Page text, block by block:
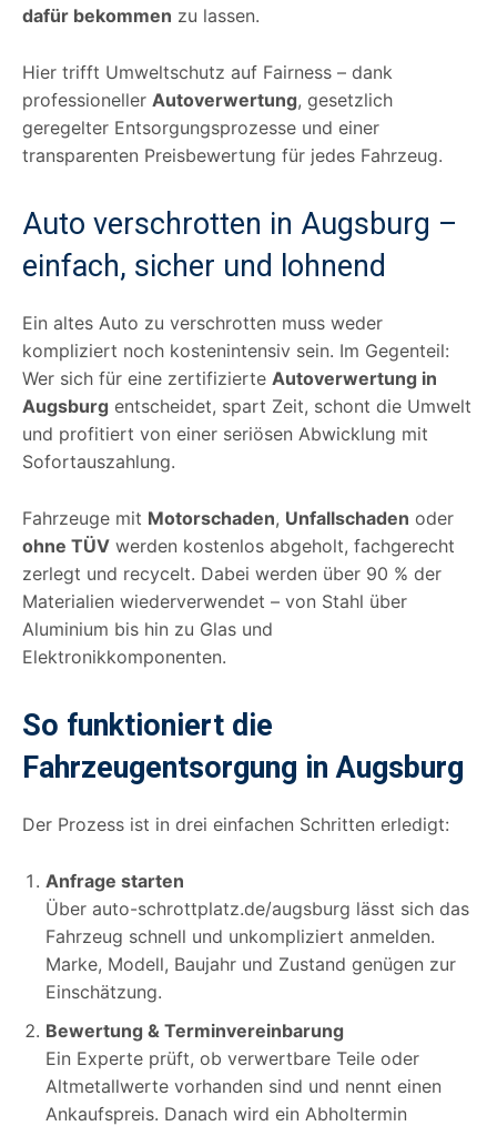
dafür bekommen zu lassen.
Hier trifft Umweltschutz auf Fairness – dank
professioneller Autoverwertung, gesetzlich
geregelter Entsorgungsprozesse und einer
transparenten Preisbewertung für jedes Fahrzeug.
Auto verschrotten in Augsburg –
einfach, sicher und lohnend
Ein altes Auto zu verschrotten muss weder
kompliziert noch kostenintensiv sein. Im Gegenteil:
Wer sich für eine zertifizierte Autoverwertung in
Augsburg entscheidet, spart Zeit, schont die Umwelt
und profitiert von einer seriösen Abwicklung mit
Sofortauszahlung.
Fahrzeuge mit Motorschaden, Unfallschaden oder
ohne TÜV werden kostenlos abgeholt, fachgerecht
zerlegt und recycelt. Dabei werden über 90 % der
Materialien wiederverwendet – von Stahl über
Aluminium bis hin zu Glas und
Elektronikkomponenten.
So funktioniert die
Fahrzeugentsorgung in Augsburg
Der Prozess ist in drei einfachen Schritten erledigt:
Anfrage starten
Über auto-schrottplatz.de/augsburg lässt sich das
Fahrzeug schnell und unkompliziert anmelden.
Marke, Modell, Baujahr und Zustand genügen zur
Einschätzung.
Bewertung & Terminvereinbarung
Ein Experte prüft, ob verwertbare Teile oder
Altmetallwerte vorhanden sind und nennt einen
Ankaufspreis. Danach wird ein Abholtermin